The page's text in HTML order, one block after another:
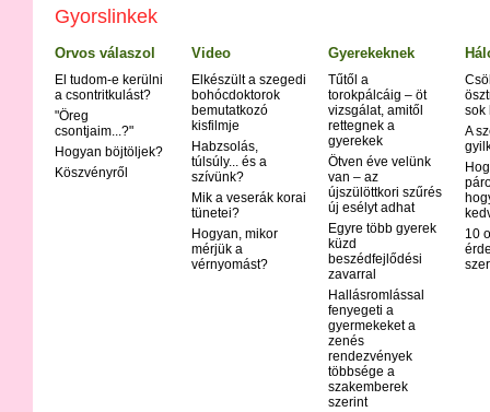
Gyorslinkek
Orvos válaszol
El tudom-e kerülni
a csontritkulást?
"Öreg
csontjaim...?"
Hogyan böjtöljek?
Köszvényről
Video
Elkészült a szegedi
bohócdoktorok
bemutatkozó
kisfilmje
Habzsolás,
túlsúly... és a
szívünk?
Mik a veserák korai
tünetei?
Hogyan, mikor
mérjük a
vérnyomást?
Gyerekeknek
Tűtől a
torokpálcáig – öt
vizsgálat, amitől
rettegnek a
gyerekek
Ötven éve velünk
van – az
újszülöttkori szűrés
új esélyt adhat
Egyre több gyerek
küzd
beszédfejlődési
zavarral
Hallásromlással
fenyegeti a
gyermekeket a
zenés
rendezvények
többsége a
szakemberek
szerint
sok
A
10